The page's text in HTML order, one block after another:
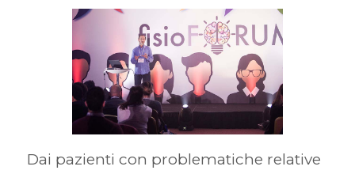
Dai pazienti con problematiche relative